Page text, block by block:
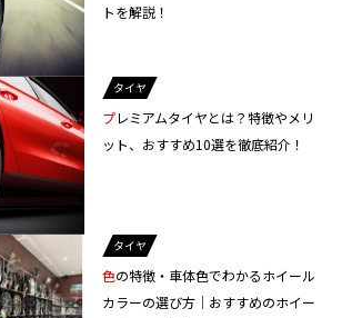
トを解説！
タイヤ
プレミアムタイヤとは？特徴やメリ
ット、おすすめ10選を徹底紹介！
タイヤ
色の特徴・車体色でわかるホイール
カラーの選び方｜おすすめのホイー